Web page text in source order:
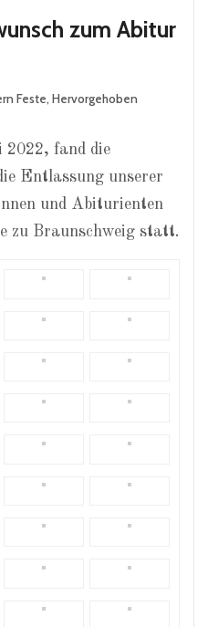
zum Abitur
Feste, Hervorgehoben
fand die
Entlassung unserer
und Abiturienten
zu Braunschweig statt.